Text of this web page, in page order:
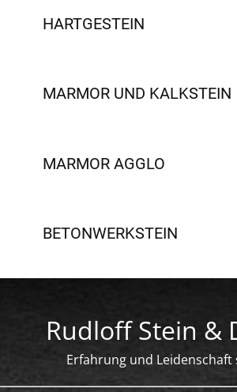
HARTGESTEIN
MARMOR UND KALKSTEIN
MARMOR AGGLO
BETONWERKSTEIN
Rudloff Stein &
Erfahrung und Leidenschaft